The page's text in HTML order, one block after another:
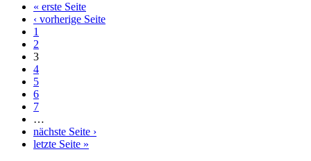
« erste Seite
‹ vorherige Seite
1
2
3
4
5
6
7
…
nächste Seite ›
letzte Seite »